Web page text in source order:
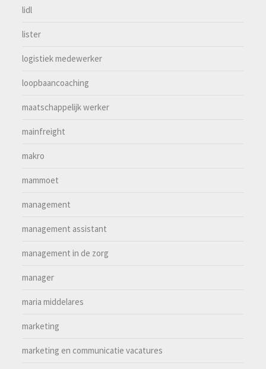
lidl
lister
logistiek medewerker
loopbaancoaching
maatschappelijk werker
mainfreight
makro
mammoet
management
management assistant
management in de zorg
manager
maria middelares
marketing
marketing en communicatie vacatures